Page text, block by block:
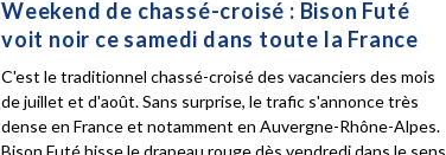
Weekend de chassé-croisé : Bison Futé
voit noir ce samedi dans toute la France
C'est le traditionnel chassé-croisé des vacanciers des mois
de juillet et d'août. Sans surprise, le trafic s'annonce très
dense en France et notamment en Auvergne-Rhône-Alpes.
Bison Futé hisse le drapeau rouge dès vendredi dans le sens